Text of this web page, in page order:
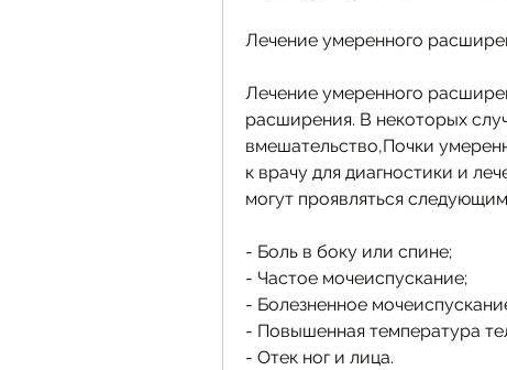
Лечение умеренного
Лечение умеренного
расширения. В некоторых
вмешательство,Почки
к врачу для диагностики и
могут проявляться
- Боль в боку или спине;
- Частое мочеиспускание;
- Болезненное
- Повышенная температура
- Отек ног и лица.